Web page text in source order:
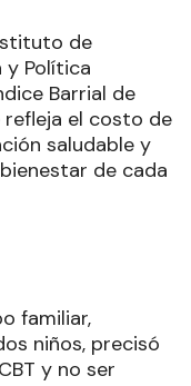
de
y Política
Barrial de
refleja el costo de
saludable y
de cada
familiar,
niños, precisó
y no ser